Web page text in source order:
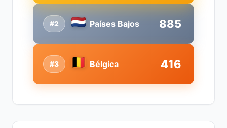
#2 Países Bajos 885
#3 Bélgica 416